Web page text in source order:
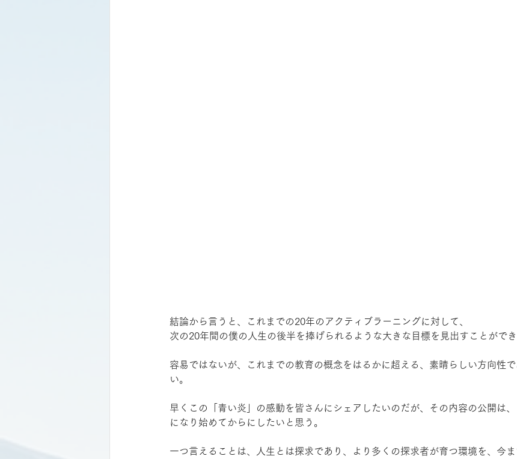
結論から言うと、これまでの20年のアクティブラーニングに対して、
次の20年間の僕の人生の後半を捧げられるような大きな目標を見出すことができ
容易ではないが、これまでの教育の概念をはるかに超える、素晴らしい方向性
い。
早くこの「青い炎」の感動を皆さんにシェアしたいのだが、その内容の公開は
になり始めてからにしたいと思う。
一つ言えることは、人生とは探求であり、より多くの探求者が育つ環境を、今